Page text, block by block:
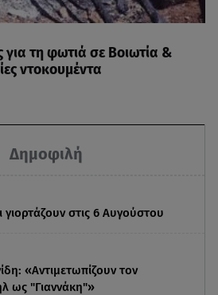
Δημοφιλή
γιορτάζουν στις 6 Αυγούστου
«Αντιμετωπίζουν τον
ως "Γιαννάκη"»
τη φωτιά σε Βοιωτία &
ντοκουμέντα